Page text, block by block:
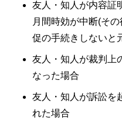
友人・知人が内容証
月間時効が中断(そ
促の手続きしないと
友人・知人が裁判上
なった場合
友人・知人が訴訟を
れた場合